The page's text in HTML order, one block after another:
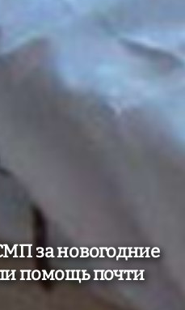
за новогодние
помощь почти